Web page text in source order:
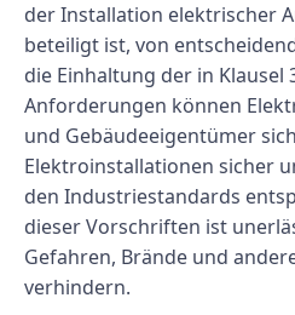
der Installation elektrischer
beteiligt ist, von
die Einhaltung der in Klausel
Anforderungen können
und Gebäudeeigentümer
Elektroinstallationen sicher
den Industriestandards
dieser Vorschriften ist
Gefahren, Brände und
verhindern.